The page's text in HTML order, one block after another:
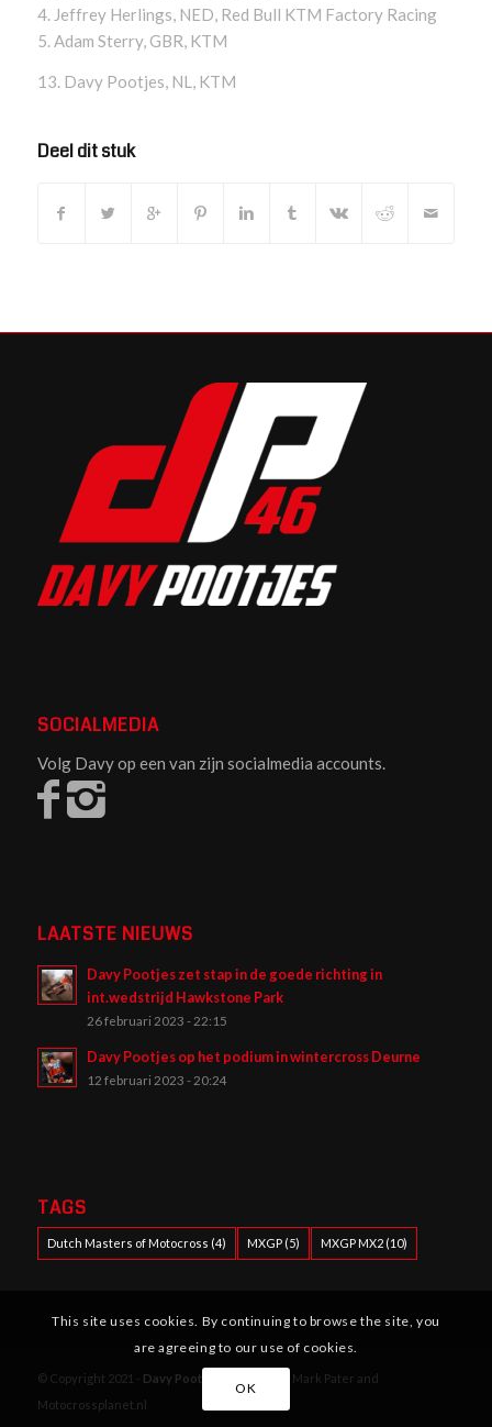
4. Jeffrey Herlings, NED, Red Bull KTM Factory Racing
5. Adam Sterry, GBR, KTM
13. Davy Pootjes, NL, KTM
Deel dit stuk
SOCIALMEDIA
Volg Davy op een van zijn socialmedia accounts.
LAATSTE NIEUWS
Davy Pootjes zet stap in de goede richting in
int.wedstrijd Hawkstone Park
26 februari 2023 - 22:15
Davy Pootjes op het podium in wintercross Deurne
12 februari 2023 - 20:24
TAGS
Dutch Masters of Motocross (4) MXGP(5) MXGP MX2(10)
© Copyright 2021 - Davy Pootjes
| Website by Mark Pater and
Motocrossplanet.nl
This site uses cookies. By continuing to browse the site, you
are agreeing to our use of cookies.
OK